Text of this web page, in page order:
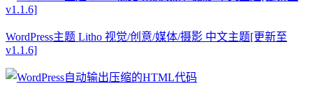
WordPress主题 Litho 视觉/创意/媒体/摄影 中文主题[更新至
v1.1.6]